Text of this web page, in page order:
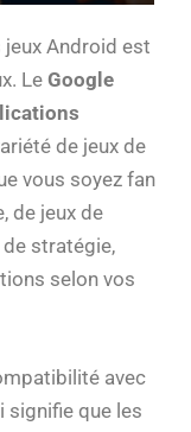
jeux Android est
Le Google
de jeux de
vous soyez fan
de jeux de
de stratégie,
selon vos
avec
signifie que les